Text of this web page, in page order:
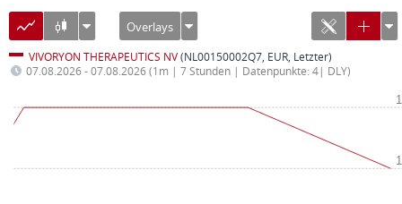
Overlays
VIVORYON THERAPEUTICS NV(NL00150002Q7, EUR, Letzter)
07.08.2026 - 07.08.2026(1m | 7 Stunden | Datenpunkte: 4| DLY)